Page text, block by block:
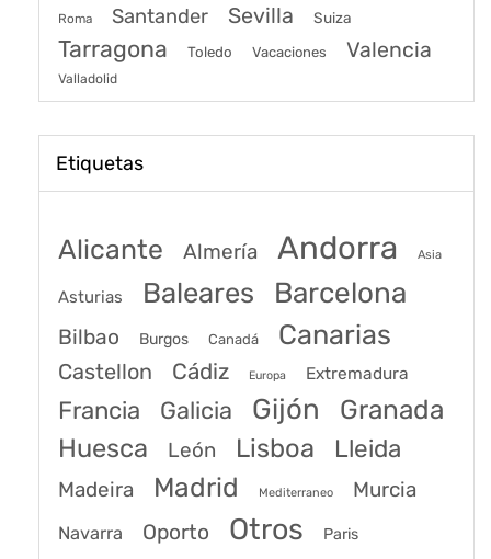
Roma Santander Sevilla Suiza
Tarragona Toledo Vacaciones Valencia
Valladolid
Etiquetas
Alicante Almería Andorra Asia
Asturias Baleares Barcelona
Bilbao Burgos Canadá Canarias
Castellon Cádiz Europa Extremadura
Francia Galicia Gijón Granada
Huesca León Lisboa Lleida
Madeira Madrid Mediterraneo Murcia
Navarra Oporto Otros Paris